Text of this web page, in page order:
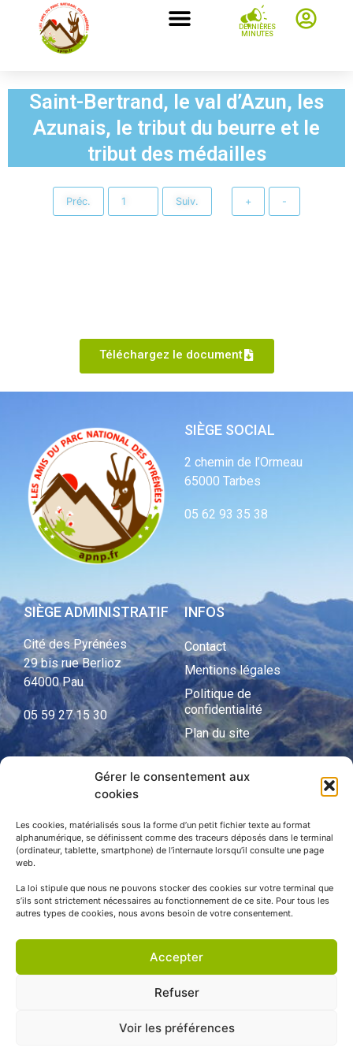
Gérer le consentement aux
cookies
Les cookies, matérialisés sous la forme d’un petit fichier texte au format
alphanumérique, se définissent comme des traceurs déposés dans le terminal
(ordinateur, tablette, smartphone) de l’internaute lorsqu’il consulte une page
web.
La loi stipule que nous ne pouvons stocker des cookies sur votre terminal que
s’ils sont strictement nécessaires au fonctionnement de ce site. Pour tous les
autres types de cookies, nous avons besoin de votre consentement.
Accepter
Refuser
Voir les préférences
DERNIÈRES
MINUTES
Saint-Bertrand, le val d’Azun, les
Azunais, le tribut du beurre et le
tribut des médailles
Préc. Suiv. + -
Téléchargez le document
SIÈGE SOCIAL
2 chemin de l’Ormeau
65000 Tarbes
05 62 93 35 38
SIÈGE ADMINISTRATIF
Cité des Pyrénées
29 bis rue Berlioz
64000 Pau
05 59 27 15 30
INFOS
Contact
Mentions légales
Politique de
confidentialité
Plan du site
APNP
Parc national des Pyrénées
© APNP Copyright Tous droits réservés © 1970 - 2023 | Une